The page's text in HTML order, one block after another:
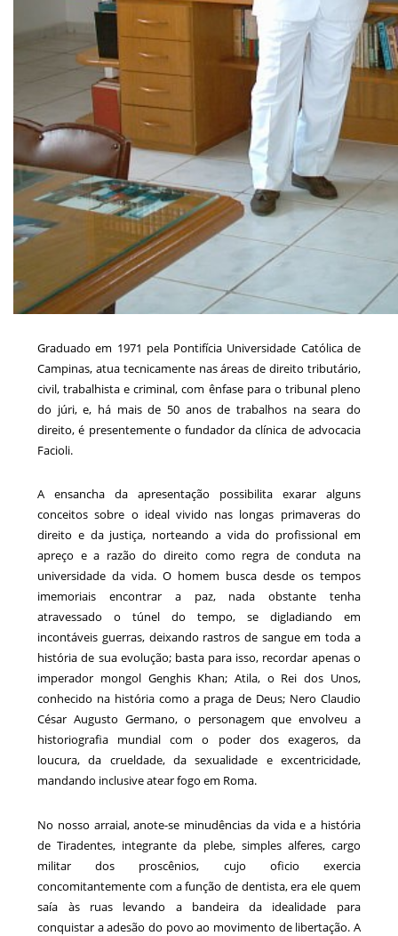
Graduado em 1971 pela Pontifícia Universidade Católica de
Campinas, atua tecnicamente nas áreas de direito tributário,
civil, trabalhista e criminal, com ênfase para o tribunal pleno
do júri, e, há mais de 50 anos de trabalhos na seara do
direito, é presentemente o fundador da clínica de advocacia
Facioli.
A ensancha da apresentação possibilita exarar alguns
conceitos sobre o ideal vivido nas longas primaveras do
direito e da justiça, norteando a vida do profissional em
apreço e a razão do direito como regra de conduta na
universidade da vida. O homem busca desde os tempos
imemoriais encontrar a paz, nada obstante tenha
atravessado o túnel do tempo, se digladiando em
incontáveis guerras, deixando rastros de sangue em toda a
história de sua evolução; basta para isso, recordar apenas o
imperador mongol Genghis Khan; Atila, o Rei dos Unos,
conhecido na história como a praga de Deus; Nero Claudio
César Augusto Germano, o personagem que envolveu a
historiografia mundial com o poder dos exageros, da
loucura, da crueldade, da sexualidade e excentricidade,
mandando inclusive atear fogo em Roma.
No nosso arraial, anote-se minudências da vida e a história
de Tiradentes, integrante da plebe, simples alferes, cargo
militar dos proscênios, cujo oficio exercia
concomitantemente com a função de dentista, era ele quem
saía às ruas levando a bandeira da idealidade para
conquistar a adesão do povo ao movimento de libertação. A